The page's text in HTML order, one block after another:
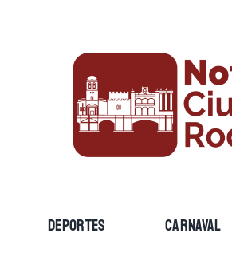
DEPORTES CARNAVAL